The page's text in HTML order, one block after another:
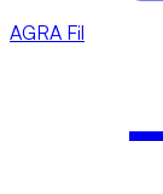
AGRA Fil